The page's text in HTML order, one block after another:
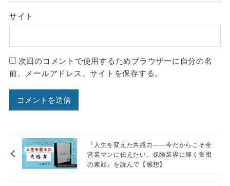
サイト
次回のコメントで使用するためブラウザーに自分の名
前、メールアドレス、サイトを保存する。
『人生を変えた共感力——今だからこそ全
営業マンに伝えたい。保険業界に輝く集団
の素顔』を読んで【感想】